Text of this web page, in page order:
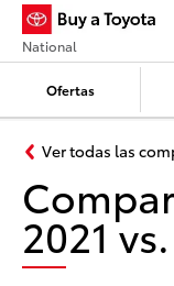
Ofertas
National
Ver todas las
2021